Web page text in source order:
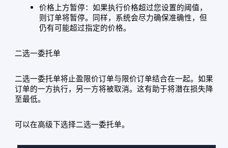
价格上方暂停：如果执行价格超过您设置的阈值，
则订单将暂停。同样，系统会尽力确保准确性，但
仍有可能超过指定的价格。
二选一委托单
二选一委托单将止盈限价订单与限价订单结合在一起。如果
订单的一方执行，另一方将被取消。这有助于将潜在损失降
至最低。
可以在高级下选择二选一委托单。